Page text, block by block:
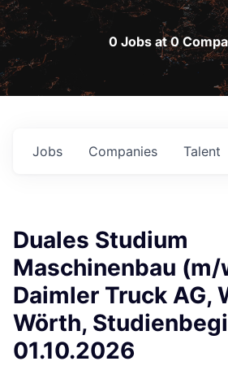
0 Jobs at 0
Jobs Companies Talent
Duales Studium
Maschinenbau
Daimler Truck AG,
Wörth,
01.10.2026